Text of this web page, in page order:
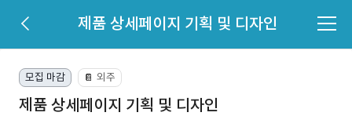
제품 상세페이지 기획 및 디자인
모집 마감 📔 외주
제품 상세페이지 기획 및 디자인